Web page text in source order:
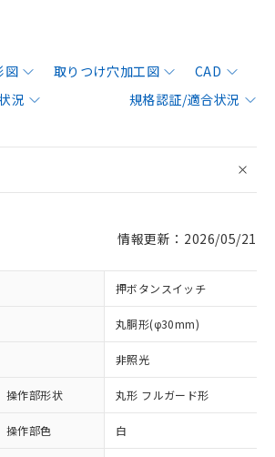
図 取りつけ穴加工図
CAD
況
規格認証/適合状況
情報更新：2026/05/21
押ボタンスイッチ
丸胴形(φ30mm)
非照光
操作部形状 丸形 フルガード形
操作部色 白